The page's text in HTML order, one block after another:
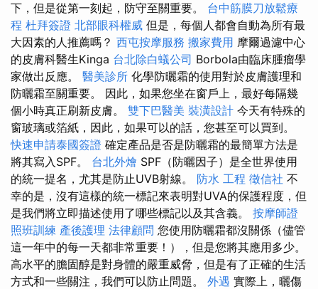
下，但是從第一刻起，防守至關重要。 台中筋膜刀放鬆療
程 杜拜簽證 北部眼科權威 但是，每個人都會自動為所有最
大因素的人推薦嗎？ 西屯按摩服務 搬家費用 摩爾過濾中心
的皮膚科醫生Kinga 台北除白蟻公司 Borbola由臨床腫瘤學
家做出反應。 醫美診所 化學防曬霜的使用對於皮膚護理和
防曬霜至關重要。 因此，如果您坐在窗戶上，最好每隔幾
個小時真正刷新皮膚。 雙下巴醫美 裝潢設計 今天有特殊的
窗玻璃或箔紙，因此，如果可以的話，您甚至可以買到。
快速申請泰國簽證 確定產品是否是防曬霜的最簡單方法是
將其寫入SPF。 台北外燴 SPF（防曬因子）是全世界使用
的統一提名，尤其是防止UVB射線。 防水 工程 徵信社 不
幸的是，沒有這樣的統一標記來表明對UVA的保護程度，但
是我們將立即描述使用了哪些標記以及其含義。 按摩師證
照班訓練 產後護理 法律顧問 您使用防曬霜都沒關係（儘管
這一年中的每一天都非常重要！），但是您將其應用多少。
高水平的膽固醇是對身體的嚴重威脅，但是有了正確的生活
方式和一些關注，我們可以防止問題。 外遇 實際上，曬傷